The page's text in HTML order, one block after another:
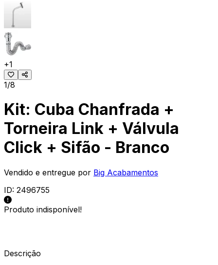
+1
1/8
Kit: Cuba Chanfrada +
Torneira Link + Válvula
Click + Sifão - Branco
Vendido e entregue por Big Acabamentos
ID: 2496755
Produto indisponível!
Descrição